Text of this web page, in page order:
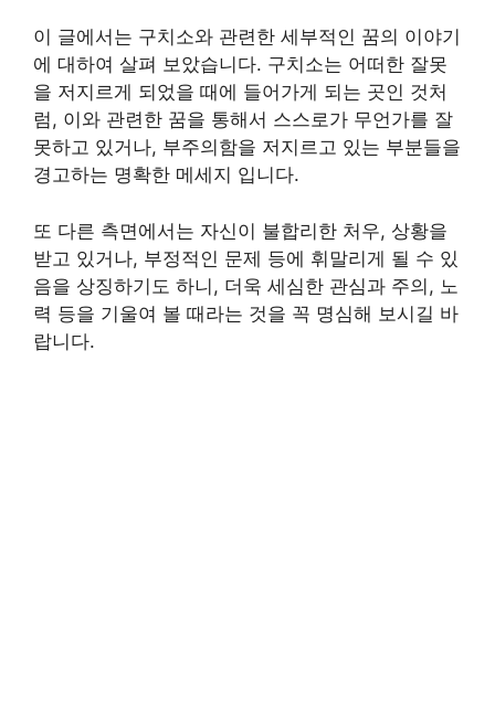
이 글에서는 구치소와 관련한 세부적인 꿈의 이야기
에 대하여 살펴 보았습니다. 구치소는 어떠한 잘못
을 저지르게 되었을 때에 들어가게 되는 곳인 것처
럼, 이와 관련한 꿈을 통해서 스스로가 무언가를 잘
못하고 있거나, 부주의함을 저지르고 있는 부분들을
경고하는 명확한 메세지 입니다.
또 다른 측면에서는 자신이 불합리한 처우, 상황을
받고 있거나, 부정적인 문제 등에 휘말리게 될 수 있
음을 상징하기도 하니, 더욱 세심한 관심과 주의, 노
력 등을 기울여 볼 때라는 것을 꼭 명심해 보시길 바
랍니다.